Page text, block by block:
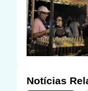
Notícias